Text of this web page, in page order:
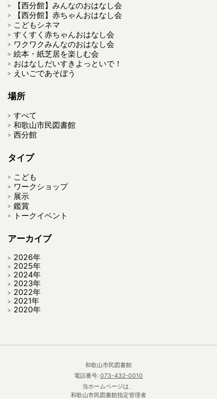
【西分館】みんなのおはなし会
【西分館】赤ちゃんおはなし会
こどもシネマ
すくすく赤ちゃんおはなし会
ワクワクみんなのおはなし会
絵本・紙芝居を楽しむ会
おはなしだいすきよっといで！
えいごであそぼう
場所
すべて
和歌山市民図書館
西分館
タイプ
こども
ワークショップ
展示
鑑賞
トークイベント
アーカイブ
2026年
2025年
2024年
2023年
2022年
2021年
2020年
和歌山市民図書館
電話番号: 073-432-0010
当ホームページは、
和歌山市民図書館指定管理者